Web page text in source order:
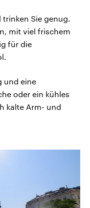
Sie genug.
mit viel frischem
für die
und eine
oder ein kühles
kalte Arm- und